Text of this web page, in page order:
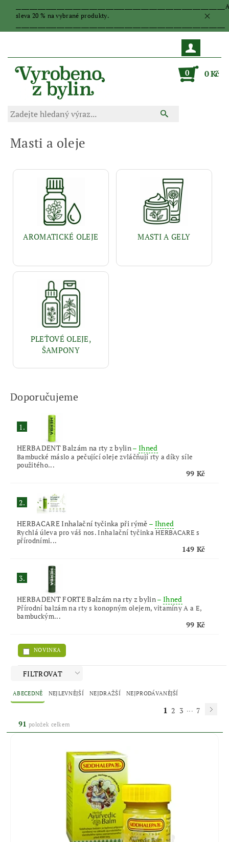
sleva 20 % na vybrané produkty.
0 0 Kč
Masti a oleje
AROMATICKÉ OLEJE MASTI A GELY
PLEŤOVÉ OLEJE,
ŠAMPONY
Doporučujeme
1.
HERBADENT Balzám na rty z bylin–Ihned
Bambucké máslo a pečující oleje zvláčňují rty a díky síle
použitého...
99 Kč
2.
HERBACARE Inhalační tyčinka při rýmě – Ihned
Rychlá úleva pro váš nos. Inhalační tyčinka HERBACARE s
přírodními...
149 Kč
3.
HERBADENT FORTE Balzám na rty z bylin– Ihned
Přírodní balzám na rty s konopným olejem, vitamíny A a E,
bambuckým...
99 Kč
NOVINKA
FILTROVAT
ABECEDNĚ NEJLEVNĚJŠÍ NEJDRAŽŠÍ NEJPRODÁVANĚJŠÍ
1 2 3 ... 7
91 položek celkem